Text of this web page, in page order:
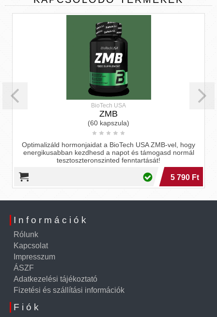
BioTech USA
ZMB
(60 kapszula)
Optimalizáld hormonjaidat a BioTech USA ZMB-vel, hogy
energikusabban kezdhesd a napot és támogasd normál
tesztoszteronszinted fenntartását!
5 790 Ft
Információk
Rólunk
Kapcsolat
Impresszum
ÁSZF
Adatkezelési tájékoztató
Fizetési és szállítási információk
Fiók